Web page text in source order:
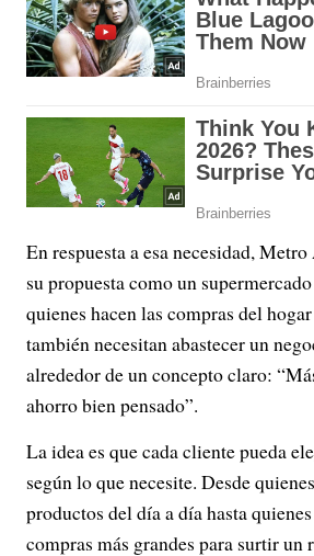
En respuesta a esa necesidad,
su propuesta como un
quienes hacen las compras del
también necesitan abastecer un
alrededor de un concepto claro:
ahorro bien pensado”.
La idea es que cada cliente pueda
según lo que necesite. Desde
productos del día a día hasta
compras más grandes para surtir un